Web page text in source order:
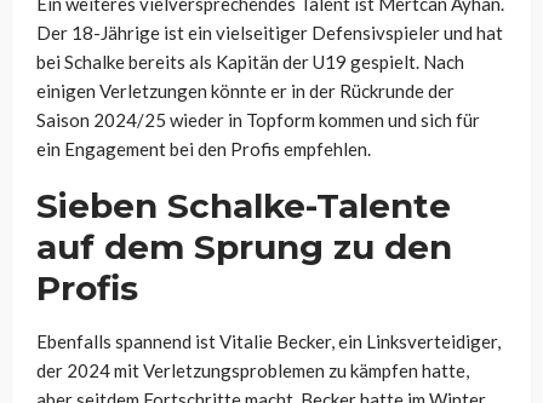
Der 18-Jährige ist ein vielseitiger Defensivspieler und hat
bei Schalke bereits als Kapitän der U19 gespielt. Nach
einigen Verletzungen könnte er in der Rückrunde der
Saison 2024/25 wieder in Topform kommen und sich für
ein Engagement bei den Profis empfehlen.
Sieben Schalke-Talente
auf dem Sprung zu den
Profis
Ebenfalls spannend ist Vitalie Becker, ein Linksverteidiger,
der 2024 mit Verletzungsproblemen zu kämpfen hatte,